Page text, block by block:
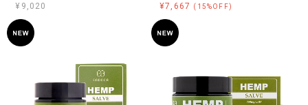
¥9,020
¥7,667
(15%OFF)